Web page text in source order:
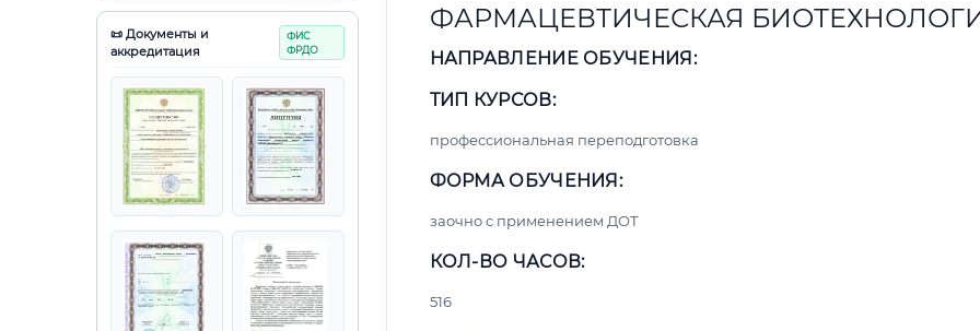
📜 Документы и
аккредитация
ФИС
ФРДО
ФАРМАЦЕВТИЧЕСКАЯ
НАПРАВЛЕНИЕ ОБУЧЕНИЯ:
ТИП КУРСОВ:
профессиональная переподготовка
ФОРМА ОБУЧЕНИЯ:
заочно с применением ДОТ
КОЛ-ВО ЧАСОВ:
516